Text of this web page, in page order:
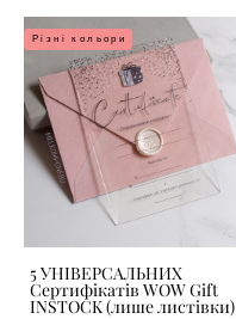
Різні кольори
5 УНІВЕРСАЛЬНИХ
Сертифікатів WOW Gift
INSTOCK (лише листівки)